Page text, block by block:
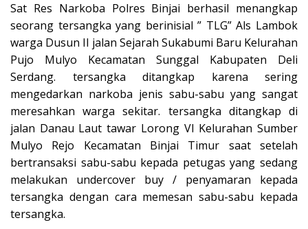
Sat Res Narkoba Polres Binjai berhasil menangkap
seorang tersangka yang berinisial ” TLG” Als Lambok
warga Dusun II jalan Sejarah Sukabumi Baru Kelurahan
Pujo Mulyo Kecamatan Sunggal Kabupaten Deli
Serdang. tersangka ditangkap karena sering
mengedarkan narkoba jenis sabu-sabu yang sangat
meresahkan warga sekitar. tersangka ditangkap di
jalan Danau Laut tawar Lorong VI Kelurahan Sumber
Mulyo Rejo Kecamatan Binjai Timur saat setelah
bertransaksi sabu-sabu kepada petugas yang sedang
melakukan undercover buy / penyamaran kepada
tersangka dengan cara memesan sabu-sabu kepada
tersangka.